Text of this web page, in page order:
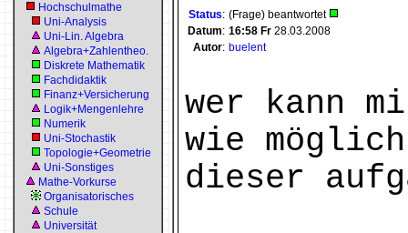
Hochschulmathe
Uni-Analysis
Uni-Lin. Algebra
Algebra+Zahlentheo.
Diskrete Mathematik
Fachdidaktik
Finanz+Versicherung
Logik+Mengenlehre
Numerik
Uni-Stochastik
Topologie+Geometrie
Uni-Sonstiges
Mathe-Vorkurse
Organisatorisches
Schule
Universität
Status: (Frage) beantwortet
Datum: 16:58 Fr 28.03.2008
Autor: buelent
wer kann
wie
dieser